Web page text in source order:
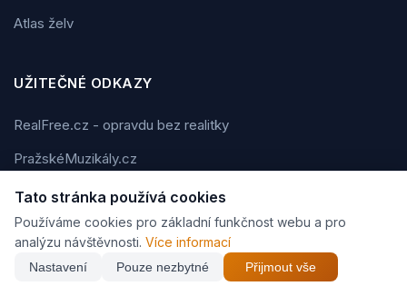
Atlas želv
UŽITEČNÉ ODKAZY
RealFree.cz - opravdu bez realitky
PražskéMuzikály.cz
RDY.cz
i-DIVADLO.eu
BIGG.cz
Tato stránka používá cookies
Používáme cookies pro základní funkčnost webu a pro
analýzu návštěvnosti. Více informací
Nastavení Pouze nezbytné Přijmout vše